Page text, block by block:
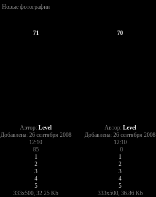
Новые фотографии
71
Автор: Level
Добавлена: 26 сентября 2008
12:10
85
1
2
3
4
5
333x500, 32.25 Kb
70
Автор: Level
Добавлена: 26 сентября 2008
12:10
0
1
2
3
4
5
333x500, 36.86 Kb